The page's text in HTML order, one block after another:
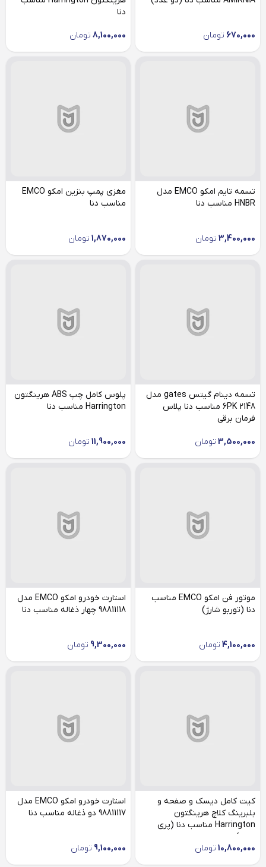
670,000 تومان
دنا
8,100,000 تومان
تسمه تایم امکو EMCO مدل
HNBR مناسب دنا
3,400,000 تومان
مغزی پمپ بنزین امکو EMCO
مناسب دنا
1,870,000 تومان
تسمه دینام گیتس gates مدل
6PK 2148 مناسب دنا پلاس
فرمان برقی
3,500,000 تومان
پلوس کامل چپ ABS هرینگتون
Harrington مناسب دنا
11,900,000 تومان
موتور فن امکو EMCO مناسب
دنا (توربو شارژ)
4,100,000 تومان
استارت خودرو امکو EMCO مدل
98811118 چهار ذغاله مناسب دنا
9,300,000 تومان
کیت کامل دیسک و صفحه و
بلبرینگ کلاچ هرینگتون
Harrington مناسب دنا (پری
دمپر)
10,800,000 تومان
استارت خودرو امکو EMCO مدل
98811117 دو ذغاله مناسب دنا
9,100,000 تومان